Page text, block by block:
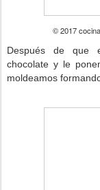
© 2017
Después de que
chocolate y le
moldeamos